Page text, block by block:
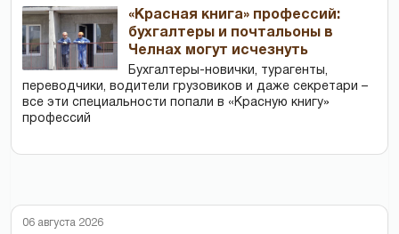
«Красная книга» профессий:
бухгалтеры и почтальоны в
Челнах могут исчезнуть
Бухгалтеры-новички, тур­агенты,
переводчики, водители грузовиков и даже секретари –
все эти специальности попали в «Красную книгу»
профессий
06 августа 2026